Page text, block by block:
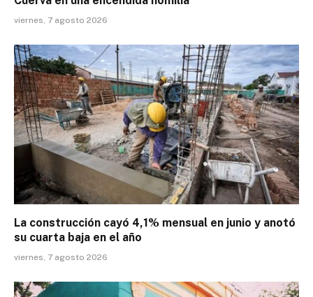
viernes, 7 agosto 2026
La construcción cayó 4,1% mensual en junio y anotó
su cuarta baja en el año
viernes, 7 agosto 2026